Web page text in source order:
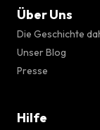
Über Uns
Die Geschichte
Unser Blog
Presse
Hilfe